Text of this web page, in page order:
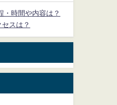
・時間や内容は？
スは？